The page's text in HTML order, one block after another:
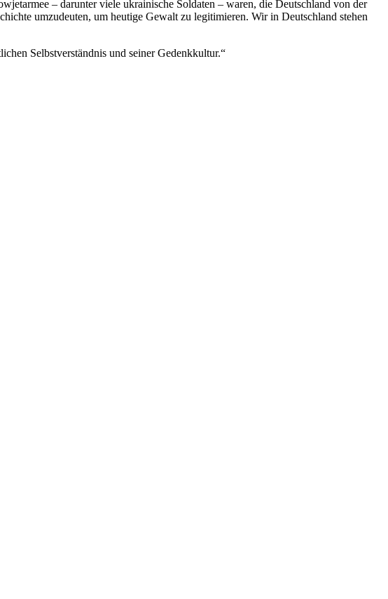
– darunter viele ukrainische Soldaten – waren, die Deutschland von der
umzudeuten, um heutige Gewalt zu legitimieren. Wir in Deutschland stehen
Selbstverständnis und seiner Gedenkkultur.“